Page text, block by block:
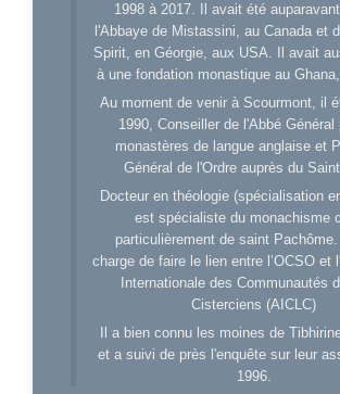
1998 à 2017. Il avait été
l'Abbaye de Mistassini, au Canada et
Spirit, en Géorgie, aux USA. Il avait
à une fondation monastique au
Au moment de venir à Scourmont, il
1990, Conseiller de l'Abbé Général
monastères de langue anglaise et
Général de l'Ordre auprès du
Docteur en théologie (spécialisation
est spécialiste du monachisme
particulièrement de saint
charge de faire le lien entre l’OCSO et
Internationale des Communautés
Cisterciens (AICLC)
Il a bien connu les moines de
et a suivi de près l'enquête sur leur
1996.